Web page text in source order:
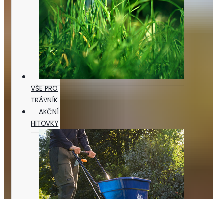
VŠE PRO
TRÁVNÍK
AKČNÍ
HITOVKY